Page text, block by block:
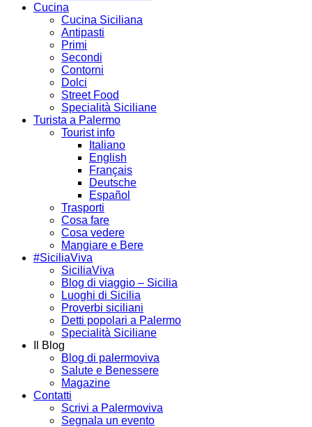
Cucina
Cucina Siciliana
Antipasti
Primi
Secondi
Contorni
Dolci
Street Food
Specialità Siciliane
Turista a Palermo
Tourist info
Italiano
English
Français
Deutsche
Español
Trasporti
Cosa fare
Cosa vedere
Mangiare e Bere
#SiciliaViva
SiciliaViva
Blog di viaggio – Sicilia
Luoghi di Sicilia
Proverbi siciliani
Detti popolari a Palermo
Specialità Siciliane
Il Blog
Blog di palermoviva
Salute e Benessere
Magazine
Contatti
Scrivi a Palermoviva
Segnala un evento